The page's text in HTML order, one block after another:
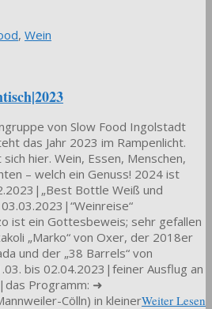
, Wein
von Slow Food Ingolstadt
das Jahr 2023 im Rampenlicht.
hier. Wein, Essen, Menschen,
– welch ein Genuss! 2024 ist
Bottle Weiß und
ist ein Gottesbeweis; sehr gefallen
„Marko“ von Oxer, der 2018er
und der „38 Barrels“ von
bis 02.04.2023|feiner Ausflug an
Programm: ➜
Cölln) in kleinerWeiter Lesen